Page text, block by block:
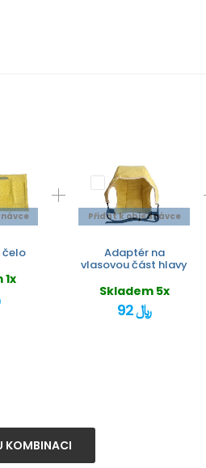
čelo
Přidat k objednávce
Adaptér na
vlasovou část hlavy
Skladem 5x
92 ﷼
KOMBINACI